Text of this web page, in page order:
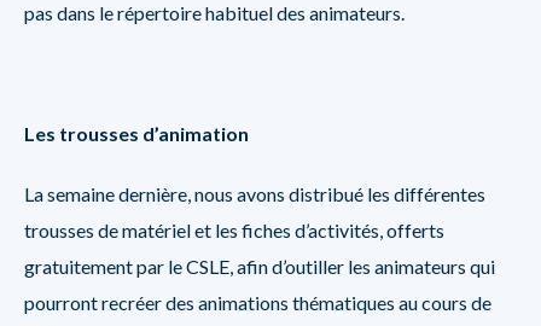
pas dans le répertoire habituel des animateurs.
Les trousses d’animation
La semaine dernière, nous avons distribué les différentes
trousses de matériel et les fiches d’activités, offerts
gratuitement par le CSLE, afin d’outiller les animateurs qui
pourront recréer des animations thématiques au cours de